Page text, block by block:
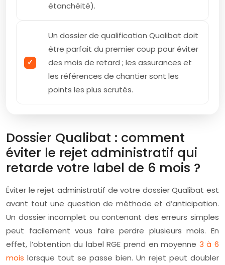
étanchéité).
Un dossier de qualification Qualibat doit
être parfait du premier coup pour éviter
des mois de retard ; les assurances et
les références de chantier sont les
points les plus scrutés.
Dossier Qualibat : comment
éviter le rejet administratif qui
retarde votre label de 6 mois ?
Éviter le rejet administratif de votre dossier Qualibat est
avant tout une question de méthode et d’anticipation.
Un dossier incomplet ou contenant des erreurs simples
peut facilement vous faire perdre plusieurs mois. En
effet, l’obtention du label RGE prend en moyenne 3 à 6
mois lorsque tout se passe bien. Un rejet peut doubler